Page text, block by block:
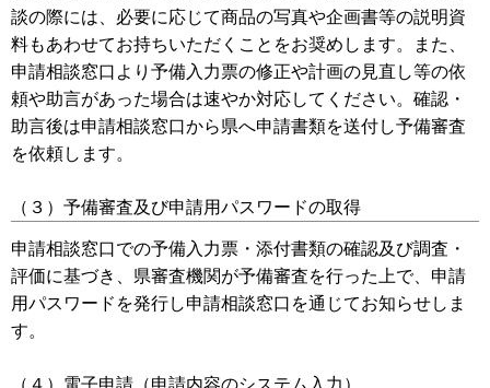
談の際には、必要に応じて商品の写真や企画書等の説明資
料もあわせてお持ちいただくことをお奨めします。また、
申請相談窓口より予備入力票の修正や計画の見直し等の依
頼や助言があった場合は速やか対応してください。確認・
助言後は申請相談窓口から県へ申請書類を送付し予備審査
を依頼します。
（３）予備審査及び申請用パスワードの取得
申請相談窓口での予備入力票・添付書類の確認及び調査・
評価に基づき、県審査機関が予備審査を行った上で、申請
用パスワードを発行し申請相談窓口を通じてお知らせしま
す。